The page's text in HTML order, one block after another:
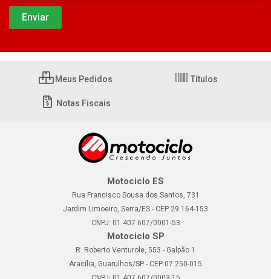
Meus Pedidos Títulos
Notas Fiscais
Motociclo ES
Rua Francisco Sousa dos Santos, 731
Jardim Limoeiro, Serra/ES - CEP 29.164-153
CNPJ: 01.407.607/0001-53
Motociclo SP
R. Roberto Venturole, 553 - Galpão 1
Aracília, Guarulhos/SP - CEP 07.250-015